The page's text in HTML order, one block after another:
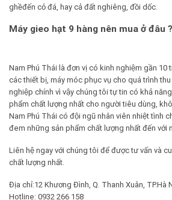
ghềđến cỏ đá, hay cả đất nghiêng, đồi dốc.
Máy gieo hạt 9 hàng nên mua ở đâu ?
Nam Phú Thái là đơn vị có kinh nghiệm gần 10
các thiết bị, máy móc phục vụ cho quá trình
nghiệp chính vì vậy chúng tôi tự tin có khả
phẩm chất lượng nhất cho người tiêu dùng,
Nam Phú Thái có đội ngũ nhân viên nhiệt tình
đem những sản phẩm chất lượng nhất đến với
Liên hệ ngay với chúng tôi để được tư vấn và
chất lượng nhất.
Địa chỉ:12 Khương Đình, Q. Thanh Xuân, TP.Hà
Hotline: 0932 266 158